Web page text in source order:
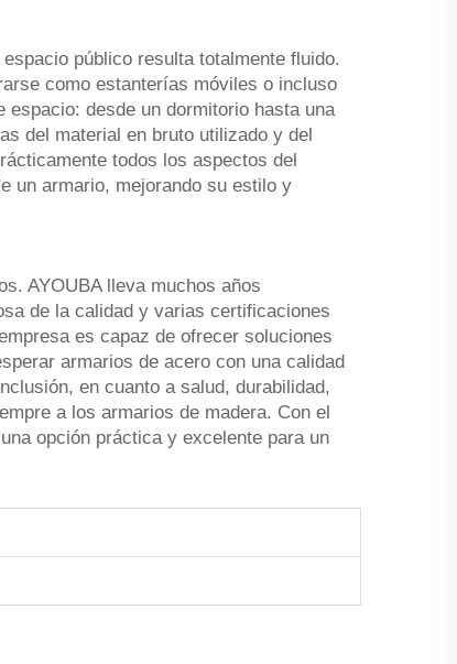
público resulta totalmente fluido.
como estanterías móviles o incluso
desde un dormitorio hasta una
del material en bruto utilizado y del
todos los aspectos del
un armario, mejorando su estilo y
AYOUBA lleva muchos años
de la calidad y varias certificaciones
es capaz de ofrecer soluciones
armarios de acero con una calidad
en cuanto a salud, durabilidad,
a los armarios de madera. Con el
opción práctica y excelente para un